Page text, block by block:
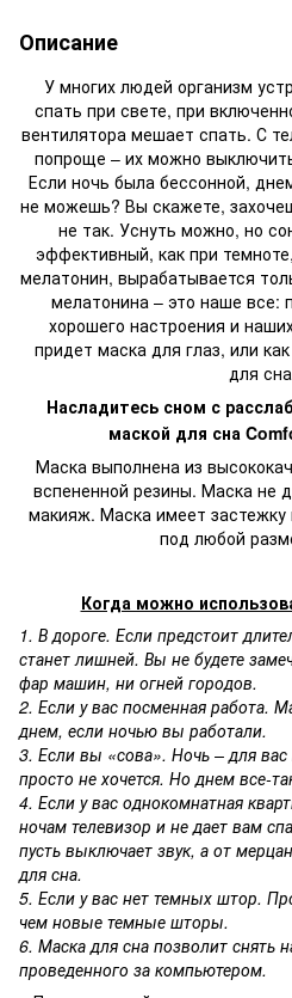
Описание
У многих людей организм
спать при свете, при
вентилятора мешает спать. С
попроще – их можно
Если ночь была бессонной,
не можешь? Вы скажете,
не так. Уснуть можно, но
эффективный, как при
мелатонин, вырабатывается
мелатонина – это наше все:
хорошего настроения и
придет маска для глаз, или
для
Насладитесь сном с
маской для сна
Маска выполнена из
вспененной резины. Маска не
макияж. Маска имеет застежку
под любой
Когда можно
1. В дороге. Если предстоит
станет лишней. Вы не будете
фар машин, ни огней городов.
2. Если у вас посменная работа.
днем, если ночью вы работали.
3. Если вы «сова». Ночь – для
просто не хочется. Но днем все-
4. Если у вас однокомнатная
ночам телевизор и не дает вам
пусть выключает звук, а от
для сна.
5. Если у вас нет темных штор.
чем новые темные шторы.
6. Маска для сна позволит снять
проведенного за компьютером.